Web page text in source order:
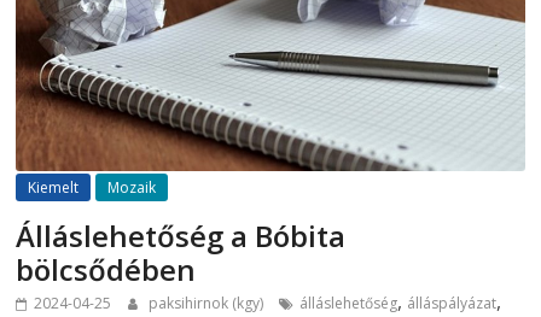
Kiemelt Mozaik
Álláslehetőség a Bóbita
bölcsődében
2024-04-25 paksihirnok (kgy) álláslehetőség, álláspályázat,